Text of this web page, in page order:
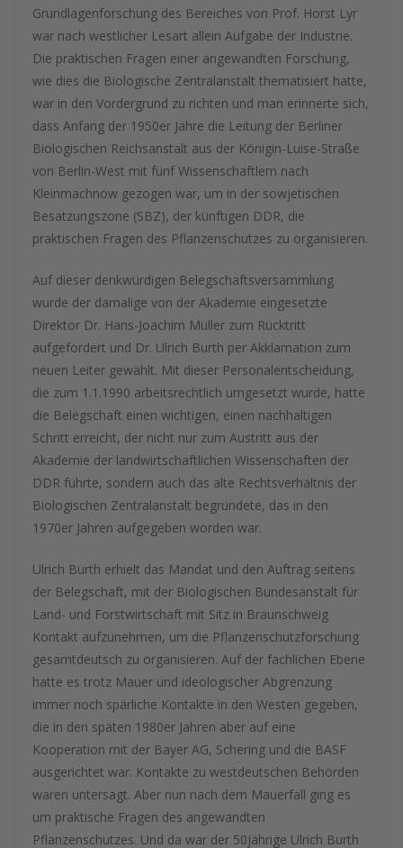
Grundlagenforschung des Bereiches von Prof. Horst Lyr
war nach westlicher Lesart allein Aufgabe der Industrie.
Die praktischen Fragen einer angewandten Forschung,
wie dies die Biologische Zentralanstalt thematisiert hatte,
war in den Vordergrund zu richten und man erinnerte sich,
dass Anfang der 1950er Jahre die Leitung der Berliner
Biologischen Reichsanstalt aus der Königin-Luise-Straße
von Berlin-West mit fünf Wissenschaftlern nach
Kleinmachnow gezogen war, um in der sowjetischen
Besatzungszone (SBZ), der künftigen DDR, die
praktischen Fragen des Pflanzenschutzes zu organisieren.
Auf dieser denkwürdigen Belegschaftsversammlung
wurde der damalige von der Akademie eingesetzte
Direktor Dr. Hans-Joachim Müller zum Rücktritt
aufgefordert und Dr. Ulrich Burth per Akklamation zum
neuen Leiter gewählt. Mit dieser Personalentscheidung,
die zum 1.1.1990 arbeitsrechtlich umgesetzt wurde, hatte
die Belegschaft einen wichtigen, einen nachhaltigen
Schritt erreicht, der nicht nur zum Austritt aus der
Akademie der landwirtschaftlichen Wissenschaften der
DDR führte, sondern auch das alte Rechtsverhältnis der
Biologischen Zentralanstalt begründete, das in den
1970er Jahren aufgegeben worden war.
Ulrich Burth erhielt das Mandat und den Auftrag seitens
der Belegschaft, mit der Biologischen Bundesanstalt für
Land- und Forstwirtschaft mit Sitz in Braunschweig
Kontakt aufzunehmen, um die Pflanzenschutzforschung
gesamtdeutsch zu organisieren. Auf der fachlichen Ebene
hatte es trotz Mauer und ideologischer Abgrenzung
immer noch spärliche Kontakte in den Westen gegeben,
die in den späten 1980er Jahren aber auf eine
Kooperation mit der Bayer AG, Schering und die BASF
ausgerichtet war. Kontakte zu westdeutschen Behörden
waren untersagt. Aber nun nach dem Mauerfall ging es
um praktische Fragen des angewandten
Pflanzenschutzes. Und da war der 50jährige Ulrich Burth